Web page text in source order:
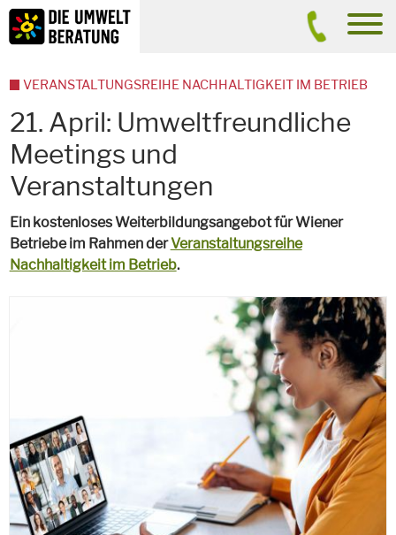
Inhalt
Suche
21. April: Umweltfreundliche
Meetings und
Veranstaltungen
Ein kostenloses Weiterbildungsangebot für Wiener
Betriebe im Rahmen derVeranstaltungsreihe
Nachhaltigkeit im Betrieb.
VERANSTALTUNGSREIHE NACHHALTIGKEIT IM BETRIEB